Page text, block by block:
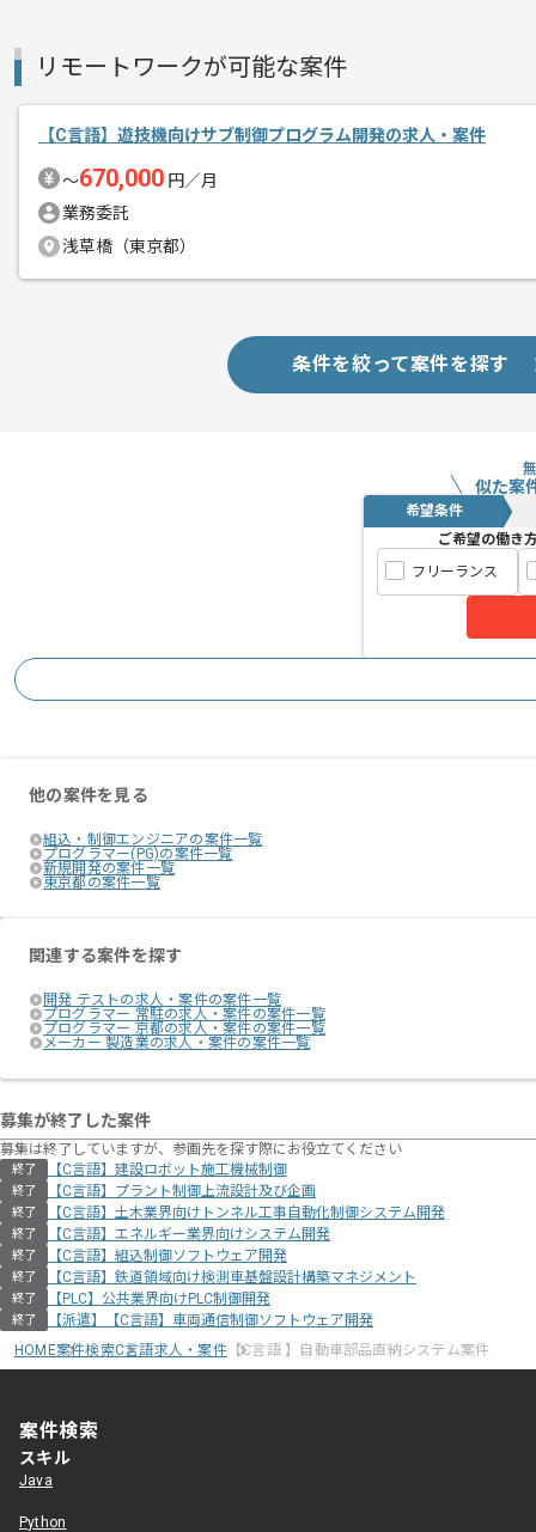
リモートワークが可能な案件
【C言語】遊技機向けサブ制御プログラム開発の求人・案件
〜670,000 円／月
業務委託
浅草橋（東京都）
条件を絞って案件を探す
似た案
希望条件
ご希望の働き
フリーランス
他の案件を見る
組込・制御エンジニアの案件一覧
プログラマー(PG)の案件一覧
新規開発の案件一覧
東京都の案件一覧
関連する案件を探す
開発 テストの求人・案件の案件一覧
プログラマー 常駐の求人・案件の案件一覧
プログラマー 京都の求人・案件の案件一覧
メーカー 製造業の求人・案件の案件一覧
募集が終了した案件
募集は終了していますが、参画先を探す際にお役立てください
終了 【C言語】建設ロボット施工機械制御
終了 【C言語】プラント制御上流設計及び企画
終了 【C言語】土木業界向けトンネル工事自動化制御システム開発
終了 【C言語】エネルギー業界向けシステム開発
終了 【C言語】組込制御ソフトウェア開発
終了 【C言語】鉄道領域向け検測車基盤設計構築マネジメント
終了 【PLC】公共業界向けPLC制御開発
終了
【派遣】【C言語】車両通信制御ソフトウェア開発
HOME案件検索C言語求人・案件【C言語 】自動車部品直納システム案件
案件検索
スキル
Java
Python